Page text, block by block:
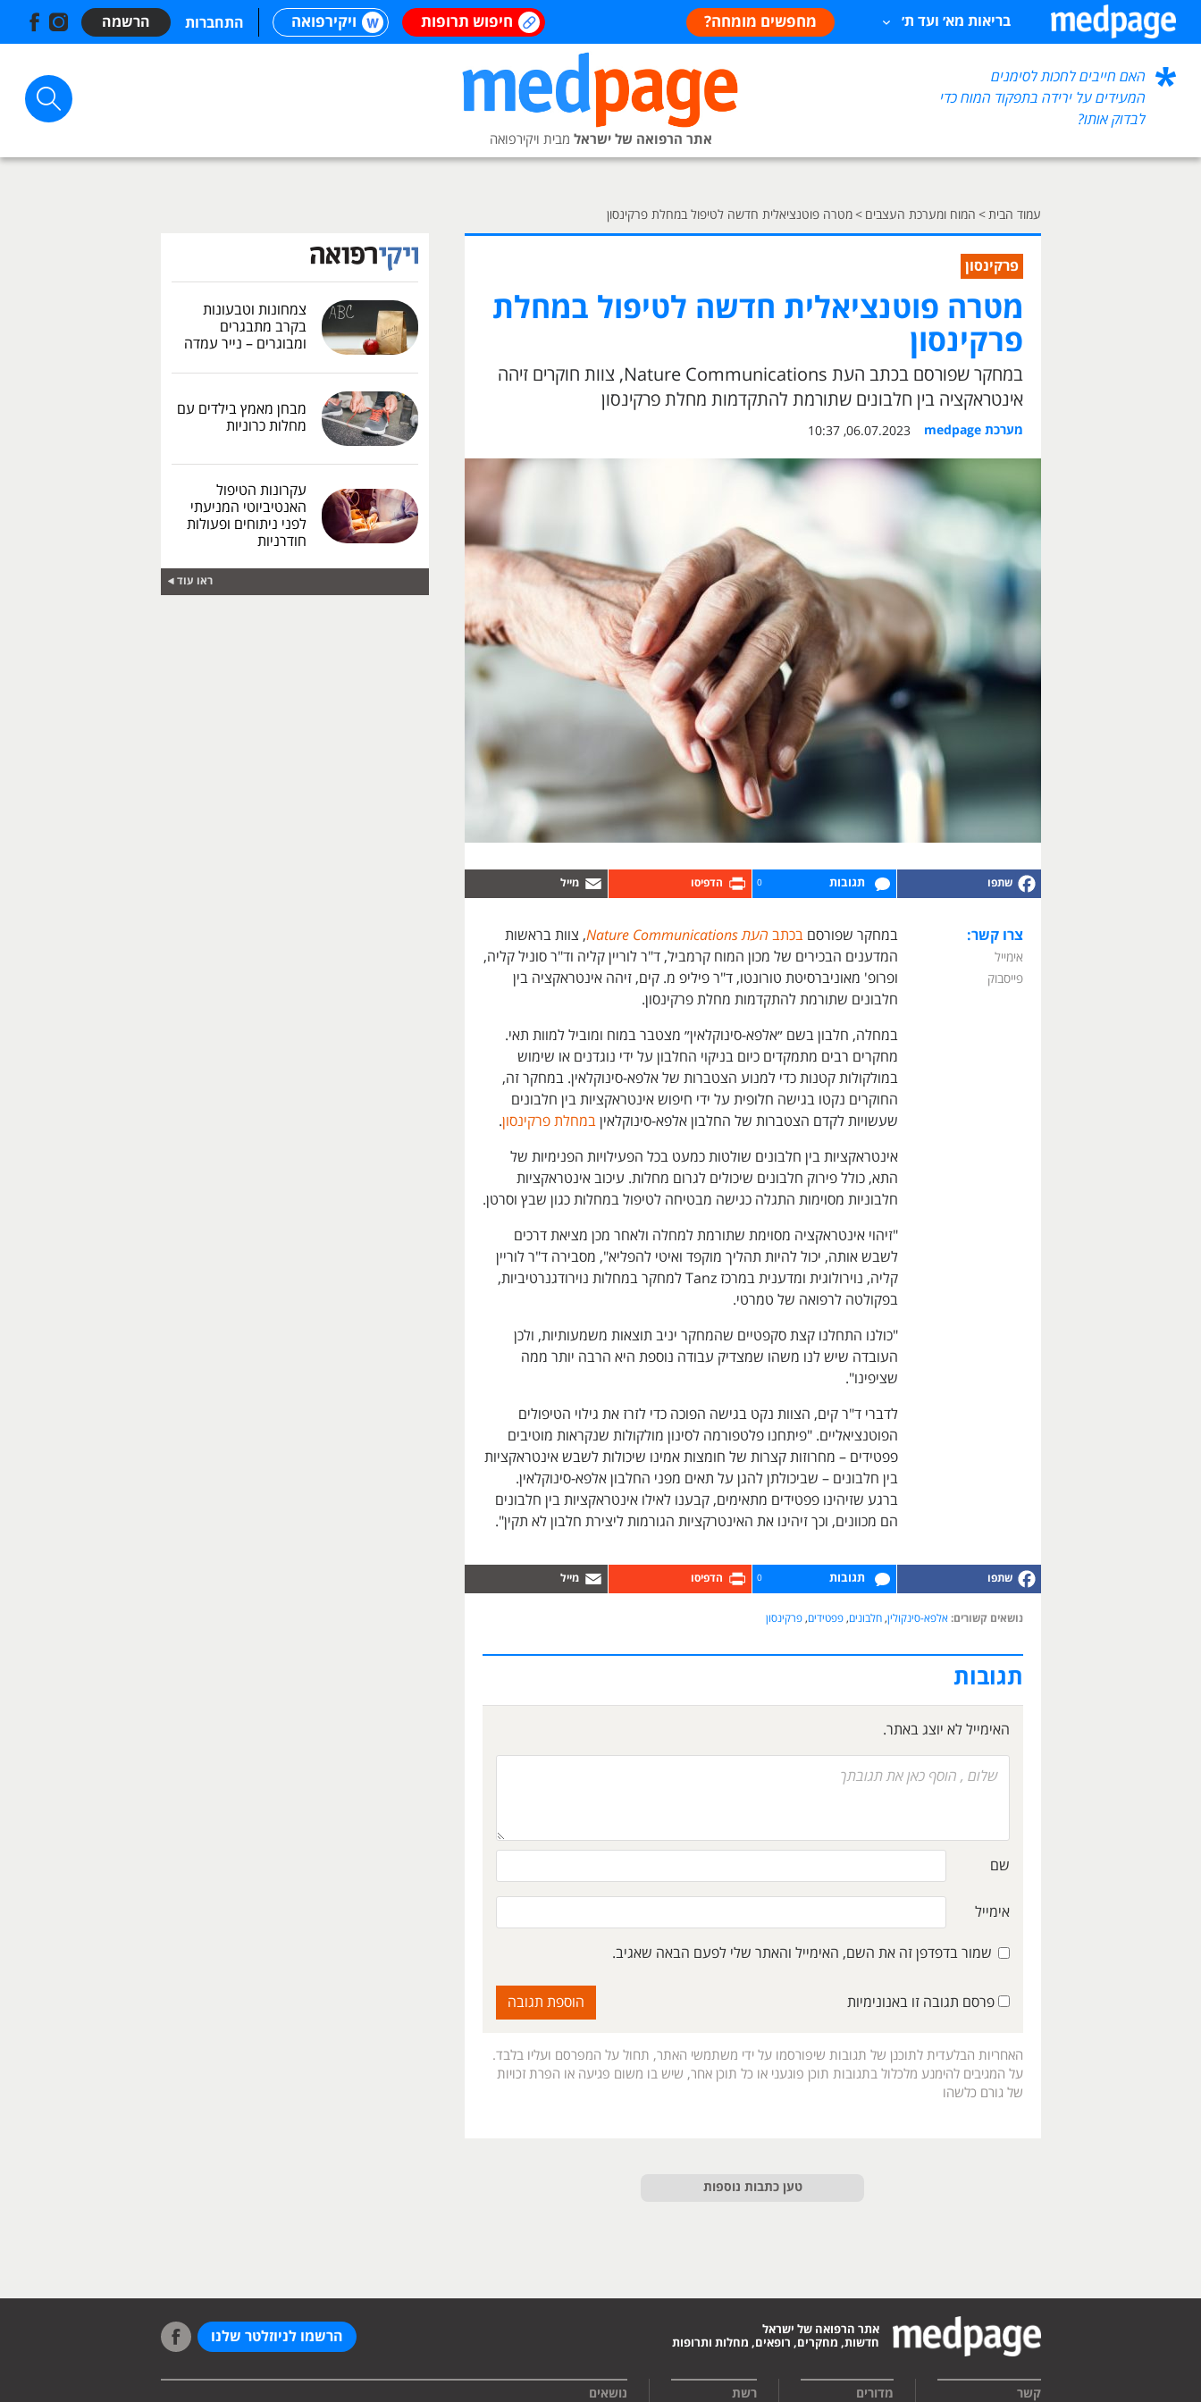
בריאות מא׳ ועד ת׳ מחפשים מומחה? חיפוש תרופות ויקירפואה התחברות הרשמה
האם חייבים לחכות לסימנים
המעידים על ירידה בתפקוד המוח כדי
לבדוק אותו?
אתר הרפואה של ישראל מבית ויקירפואה
עמוד הבית > המוח ומערכת העצבים > מטרה פוטנציאלית חדשה לטיפול במחלת פרקינסון
פרקינסון
מטרה פוטנציאלית חדשה לטיפול במחלת
פרקינסון
במחקר שפורסם בכתב העת Nature Communications, צוות חוקרים זיהה
אינטראקציה בין חלבונים שתורמת להתקדמות מחלת פרקינסון
מערכת medpage 06.07.2023, 10:37
תגובות 0
צרו קשר:
אימייל
פייסבוק
במחקר שפורסםבכתב העת Nature Communications
, צוות בראשות
המדענים הבכירים של מכון המוח קרמביל, ד"ר לוריין קליה וד"ר סוניל קליה,
ופרופ' מאוניברסיטת טורונטו, ד"ר פיליפ מ. קים, זיהה אינטראקציה בין
חלבונים שתורמת להתקדמות מחלת פרקינסון.
במחלה, חלבון בשם ״אלפא-סינוקלאין״ מצטבר במוח ומוביל למוות תאי.
מחקרים רבים מתמקדים כיום בניקוי החלבון על ידי נוגדנים או שימוש
במולקולות קטנות כדי למנוע הצטברות של אלפא-סינוקלאין. במחקר זה,
החוקרים נקטו בגישה חלופית על ידי חיפוש אינטראקציות בין חלבונים
שעשויות לקדם הצטברות של החלבון אלפא-סינוקלאיןבמחלת פרקינסון.
אינטראקציות בין חלבונים שולטות כמעט בכל הפעילויות הפנימיות של
התא, כולל פירוק חלבונים שיכולים לגרום מחלות. עיכוב אינטראקציות
חלבוניות מסוימות התגלה כגישה מבטיחה לטיפול במחלות כגון שבץ וסרטן.
"זיהוי אינטראקציה מסוימת שתורמת למחלה ולאחר מכן מציאת דרכים
לשבש אותה, יכול להיות תהליך מוקפד ואיטי להפליא", מסבירה ד"ר לוריין
קליה, נוירולוגית ומדענית במרכז Tanz למחקר במחלות נוירודגנרטיביות,
בפקולטה לרפואה של טמרטי.
"כולנו התחלנו קצת סקפטיים שהמחקר יניב תוצאות משמעותיות, ולכן
העובדה שיש לנו משהו שמצדיק עבודה נוספת היא הרבה יותר ממה
שציפינו".
לדברי ד"ר קים, הצוות נקט בגישה הפוכה כדי לזרז את גילוי הטיפולים
הפוטנציאליים. "פיתחנו פלטפורמה לסינון מולקולות שנקראות מוטיבים
פפטידים – מחרוזות קצרות של חומצות אמינו שיכולות לשבש אינטראקציות
בין חלבונים – שביכולתן להגן על תאים מפני החלבון אלפא-סינוקלאין.
ברגע שזיהינו פפטידים מתאימים, קבענו לאילו אינטראקציות בין חלבונים
הם מכוונים, וכך זיהינו את האינטרקציות הגורמות ליצירת חלבון לא תקין".
תגובות 0
נושאים קשורים: אלפא-סינקולין,חלבונים,פפטידים,פרקינסון
תגובות
האימייל לא יוצג באתר.
שם
אימייל
שמור בדפדפן זה את השם, האימייל והאתר שלי לפעם הבאה שאגיב.
פרסם תגובה זו באנונימיות
האחריות הבלעדית לתוכנן של תגובות שיפורסמו על ידי משתמשי האתר, תחול על המפרסם ועליו בלבד.
על המגיבים להימנע מלכלול בתגובות תוכן פוגעני או כל תוכן אחר, שיש בו משום פגיעה או הפרת זכויות
של גורם כלשהו
טען כתבות נוספות
צמחונות וטבעונות
בקרב מתבגרים
ומבוגרים – נייר עמדה
מבחן מאמץ בילדים עם
מחלות כרוניות
עקרונות הטיפול
האנטיביוטי המניעתי
לפני ניתוחים ופעולות
חודרניות
ראו עוד
אתר הרפואה של ישראל
חדשות, מחקרים, רופאים, מחלות ותרופות
הרשמו לניוזלטר שלנו
קשר מדורים רשת נושאים